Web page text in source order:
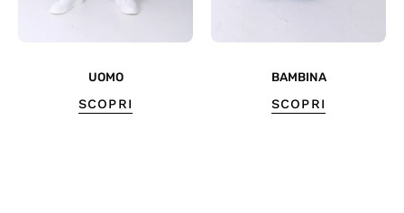
UOMO
SCOPRI
BAMBINA
SCOPRI